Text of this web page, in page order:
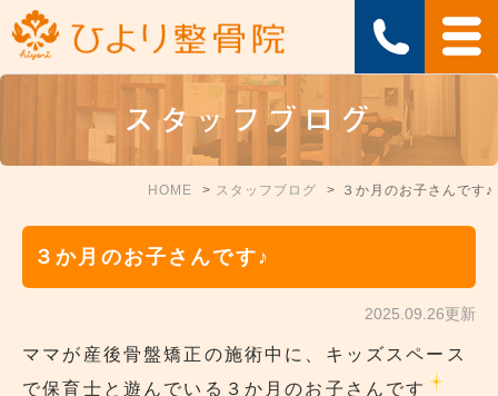
スタッフブログ
HOME スタッフブログ ３か月のお子さんです♪
３か月のお子さんです♪
2025.09.26更新
ママが産後骨盤矯正の施術中に、キッズスペース
で保育士と遊んでいる３か月のお子さんです